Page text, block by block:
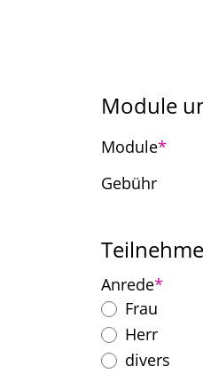
Module
Pflichtfeld
Module*
Gebühr
Pflichtfeld
Anrede*
Frau
Herr
divers